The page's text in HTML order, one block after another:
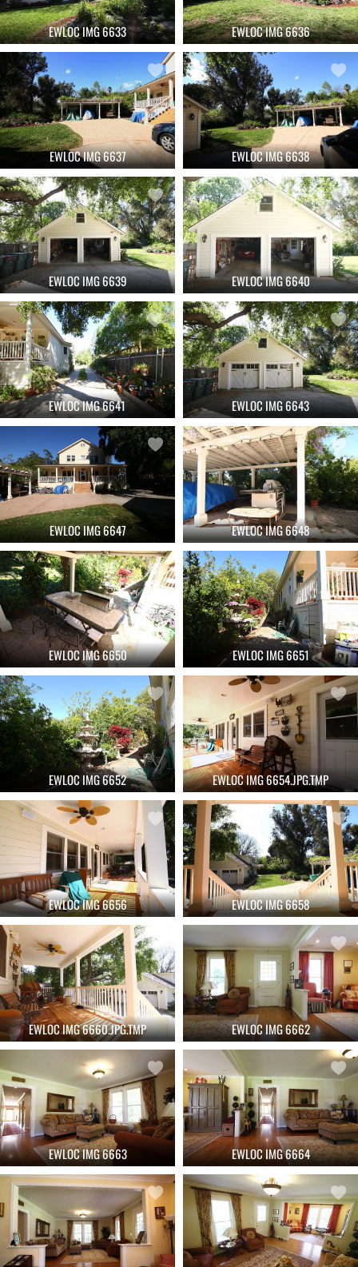
EWLOC IMG 6633 EWLOC IMG 6636
EWLOC IMG 6637 EWLOC IMG 6638
EWLOC IMG 6639 EWLOC IMG 6640
EWLOC IMG 6641 EWLOC IMG 6643
EWLOC IMG 6647 EWLOC IMG 6648
EWLOC IMG 6650 EWLOC IMG 6651
EWLOC IMG 6652 EWLOC IMG 6654.JPG.TMP
EWLOC IMG 6656 EWLOC IMG 6658
EWLOC IMG 6660.JPG.TMP EWLOC IMG 6662
EWLOC IMG 6663 EWLOC IMG 6664